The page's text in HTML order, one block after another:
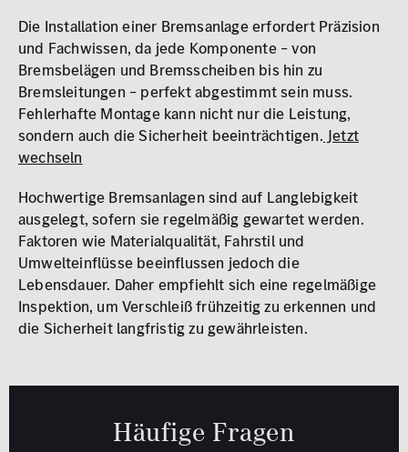
Die Installation einer Bremsanlage erfordert Präzision
und Fachwissen, da jede Komponente – von
Bremsbelägen und Bremsscheiben bis hin zu
Bremsleitungen – perfekt abgestimmt sein muss.
Fehlerhafte Montage kann nicht nur die Leistung,
sondern auch die Sicherheit beeinträchtigen. Jetzt
wechseln
Hochwertige Bremsanlagen sind auf Langlebigkeit
ausgelegt, sofern sie regelmäßig gewartet werden.
Faktoren wie Materialqualität, Fahrstil und
Umwelteinflüsse beeinflussen jedoch die
Lebensdauer. Daher empfiehlt sich eine regelmäßige
Inspektion, um Verschleiß frühzeitig zu erkennen und
die Sicherheit langfristig zu gewährleisten.
Häufige Fragen